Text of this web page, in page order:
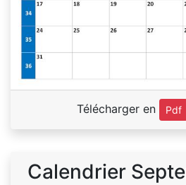
Télécharger en Pdf
Calendrier